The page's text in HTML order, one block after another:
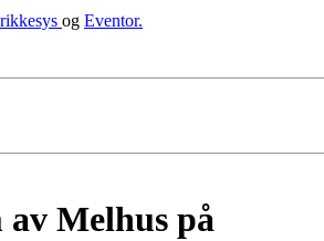
og Eventor.
av Melhus på